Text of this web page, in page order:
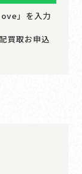
」を入力
買取お申込